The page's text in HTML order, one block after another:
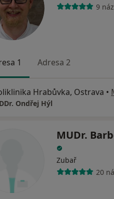
9
1 Adresa 2
Hrabůvka, Ostrava •
Ondřej Hýl
MUDr.
Zubař
20